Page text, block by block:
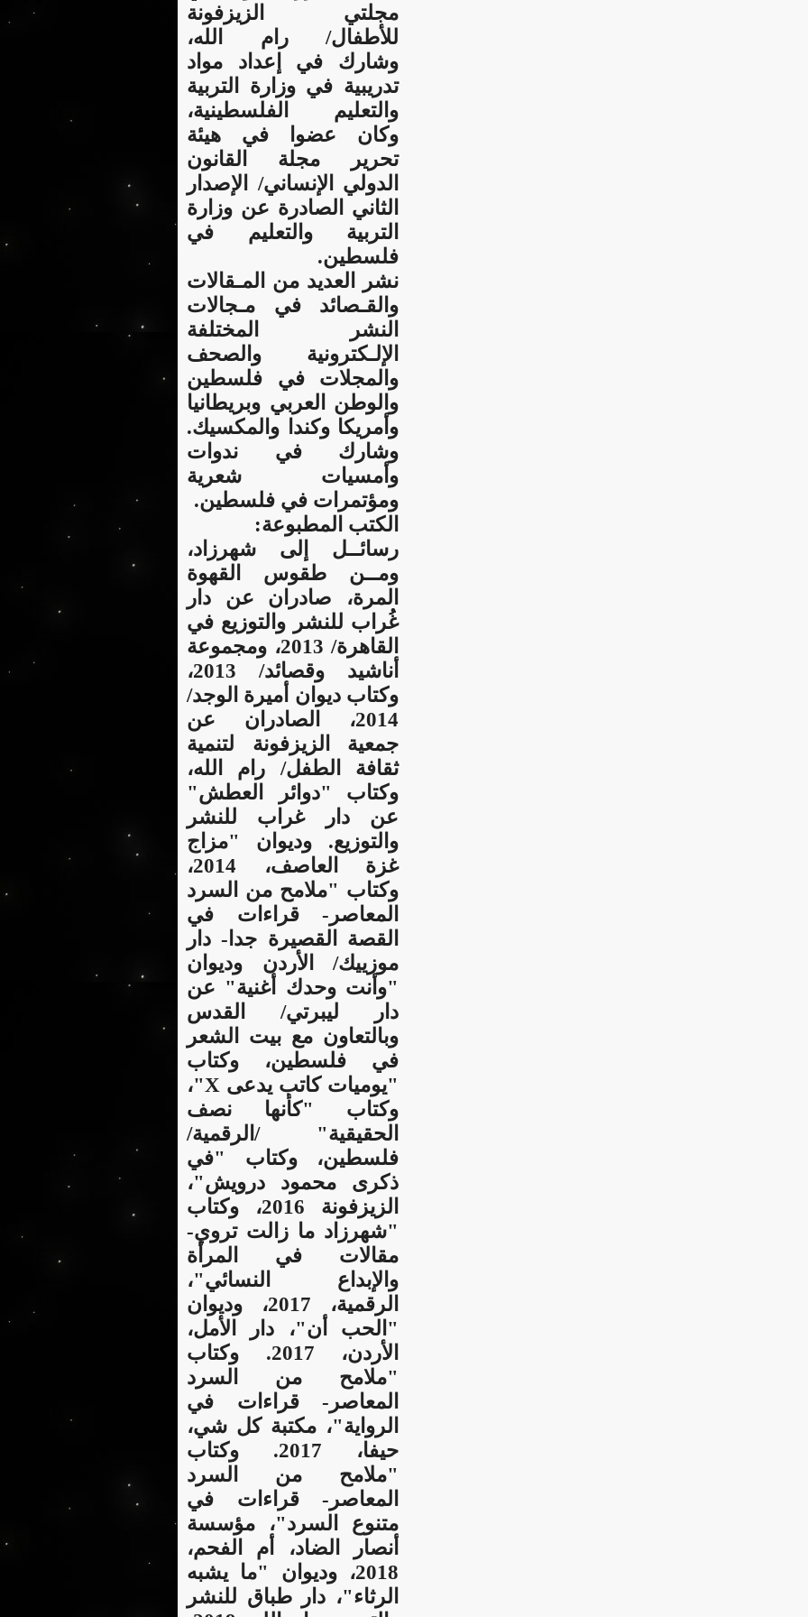
مجلتي الزيزفونة
للأطفال/ رام الله،
وشارك في إعداد مواد
تدريبية في وزارة التربية
والتعليم الفلسطينية،
وكان عضوا في هيئة
تحرير مجلة القانون
الدولي الإنساني/ الإصدار
الثاني الصادرة عن وزارة
التربية والتعليم في
فلسطين.
نشر العديد من المـقالات
والقـصائد في مـجالات
النشر المختلفة
الإلـكترونية والصحف
والمجلات في فلسطين
والوطن العربي وبريطانيا
وأمريكا وكندا والمكسيك.
وشارك في ندوات
وأمسيات شعرية
ومؤتمرات في فلسطين.
الكتب المطبوعة:
رسائــل إلى شهرزاد،
ومــن طقوس القهوة
المرة، صادران عن دار
غُراب للنشر والتوزيع في
القاهرة/ 2013، ومجموعة
أناشيد وقصائد/ 2013،
وكتاب ديوان أميرة الوجد/
2014، الصادران عن
جمعية الزيزفونة لتنمية
ثقافة الطفل/ رام الله،
وكتاب "دوائر العطش"
عن دار غراب للنشر
والتوزيع. وديوان "مزاج
غزة العاصف، 2014،
وكتاب "ملامح من السرد
المعاصر- قراءات في
القصة القصيرة جدا- دار
موزييك/ الأردن وديوان
"وأنت وحدك أغنية" عن
دار ليبرتي/ القدس
وبالتعاون مع بيت الشعر
في فلسطين، وكتاب
"يوميات كاتب يدعى X"،
وكتاب "كأنها نصف
الحقيقية" /الرقمية/
فلسطين، وكتاب "في
ذكرى محمود درويش"،
الزيزفونة 2016، وكتاب
"شهرزاد ما زالت تروي-
مقالات في المرأة
والإبداع النسائي"،
الرقمية، 2017، وديوان
"الحب أن"، دار الأمل،
الأردن، 2017. وكتاب
"ملامح من السرد
المعاصر- قراءات في
الرواية"، مكتبة كل شي،
حيفا، 2017. وكتاب
"ملامح من السرد
المعاصر- قراءات في
متنوع السرد"، مؤسسة
أنصار الضاد، أم الفحم،
2018، وديوان "ما يشبه
الرثاء"، دار طباق للنشر